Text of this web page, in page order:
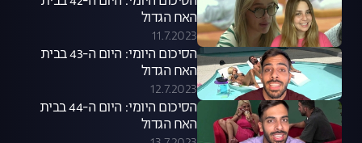
האח הגדול
11.7.2023
הסיכום היומי: היום ה-43 בבית
האח הגדול
12.7.2023
הסיכום היומי: היום ה-44 בבית
האח הגדול